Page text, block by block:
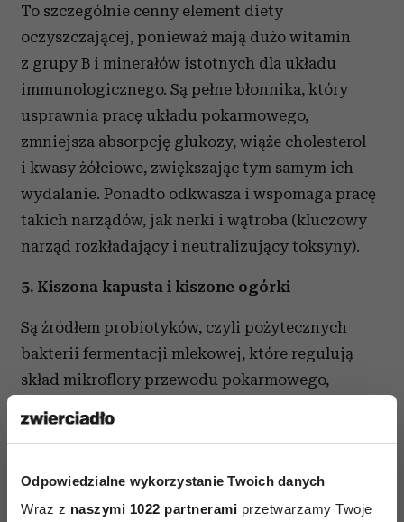
Odpowiedzialne wykorzystanie Twoich danych
Wraz z naszymi 1022 partnerami przetwarzamy Twoje
To szczególnie cenny element diety
oczyszczającej, ponieważ mają dużo witamin
z grupy B i minerałów istotnych dla układu
immunologicznego. Są pełne błonnika, który
usprawnia pracę układu pokarmowego,
zmniejsza absorpcję glukozy, wiąże cholesterol
i kwasy żółciowe, zwiększając tym samym ich
wydalanie. Ponadto odkwasza i wspomaga pracę
takich narządów, jak nerki i wątroba (kluczowy
narząd rozkładający i neutralizujący toksyny).
5. Kiszona kapusta i kiszone ogórki
Są źródłem probiotyków, czyli pożytecznych
bakterii fermentacji mlekowej, które regulują
skład mikroflory przewodu pokarmowego,
składników odżywczych, w tym m.in. witamin
z grupy B. Kiszonki wspomagają proces trawienia